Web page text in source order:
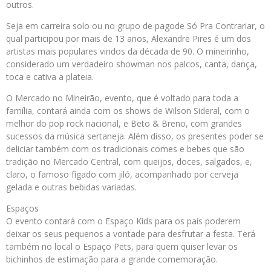
outros.
Seja em carreira solo ou no grupo de pagode Só Pra Contrariar, o
qual participou por mais de 13 anos, Alexandre Pires é um dos
artistas mais populares vindos da década de 90. O mineirinho,
considerado um verdadeiro showman nos palcos, canta, dança,
toca e cativa a plateia.
O Mercado no Mineirão, evento, que é voltado para toda a
família, contará ainda com os shows de Wilson Sideral, com o
melhor do pop rock nacional, e Beto & Breno, com grandes
sucessos da música sertaneja. Além disso, os presentes poder se
deliciar também com os tradicionais comes e bebes que são
tradição no Mercado Central, com queijos, doces, salgados, e,
claro, o famoso fígado com jiló, acompanhado por cerveja
gelada e outras bebidas variadas.
Espaços
O evento contará com o Espaço Kids para os pais poderem
deixar os seus pequenos a vontade para desfrutar a festa. Terá
também no local o Espaço Pets, para quem quiser levar os
bichinhos de estimação para a grande comemoração.